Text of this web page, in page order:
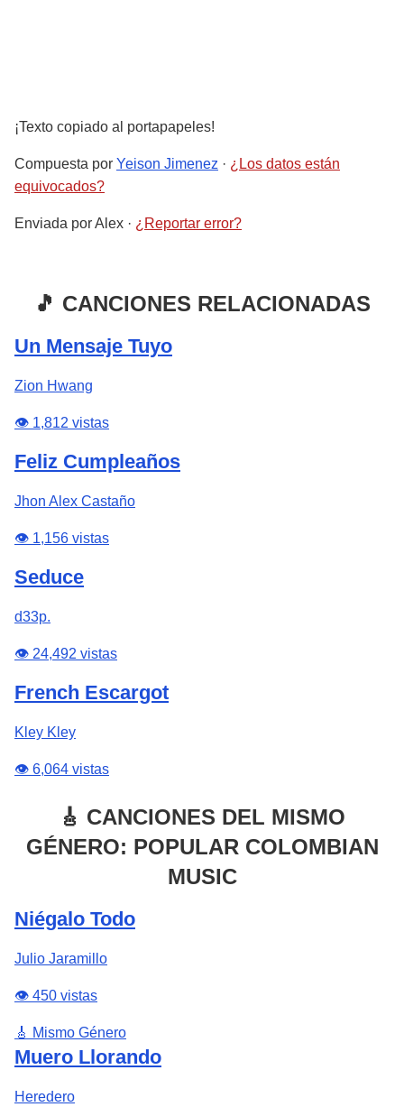
¡Texto copiado al portapapeles!
Compuesta por Yeison Jimenez · ¿Los datos están
equivocados?
Enviada porAlex · ¿Reportar error?
🎵 CANCIONES RELACIONADAS
Un Mensaje Tuyo
Zion Hwang
👁️ 1,812 vistas
Feliz Cumpleaños
Jhon Alex Castaño
👁️ 1,156 vistas
Seduce
d33p.
👁️ 24,492 vistas
French Escargot
Kley Kley
👁️ 6,064 vistas
🎸 CANCIONES DEL MISMO
GÉNERO: POPULAR COLOMBIAN
MUSIC
Niégalo Todo
Julio Jaramillo
👁️ 450 vistas
🎸 Mismo Género
Muero Llorando
Heredero